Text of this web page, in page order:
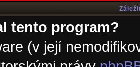
tento program?
(v její